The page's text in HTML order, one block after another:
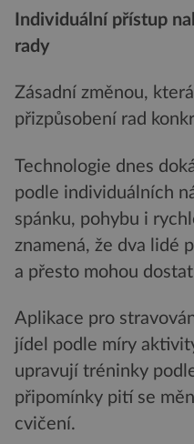
Individuální přístup
rady
Zásadní změnou,
přizpůsobení rad
Technologie dnes
podle individuálních
spánku, pohybu i
znamená, že dva lidé
a přesto mohou
Aplikace pro
jídel podle míry
upravují tréninky
připomínky pití se
cvičení.